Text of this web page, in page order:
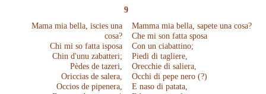
9
Mama mia bella, iscies una
cosa?
Chi mi so fatta isposa
Chin d'unu zabatteri;
Pèdes de tazeri,
Oriccias de salera,
Occios de pipenera,
Mamma mia bella, sapete una cosa?
Che mi son fatta sposa
Con un ciabattino;
Piedi di tagliere,
Orecchie di saliera,
Occhi di pepe nero (?)
E naso di patata,